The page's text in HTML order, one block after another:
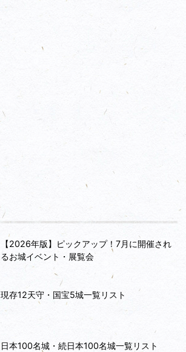
【2026年版】ピックアップ！7月に開催され
るお城イベント・展覧会
現存12天守・国宝5城一覧リスト
日本100名城・続日本100名城一覧リスト